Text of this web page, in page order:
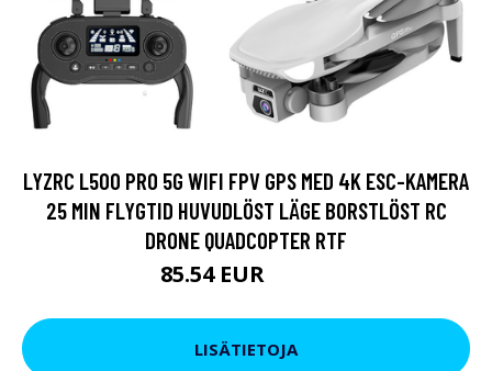
LYZRC L500 PRO 5G WIFI FPV GPS MED 4K ESC-KAMERA
25 MIN FLYGTID HUVUDLÖST LÄGE BORSTLÖST RC
DRONE QUADCOPTER RTF
85.54 EUR
LISÄTIETOJA